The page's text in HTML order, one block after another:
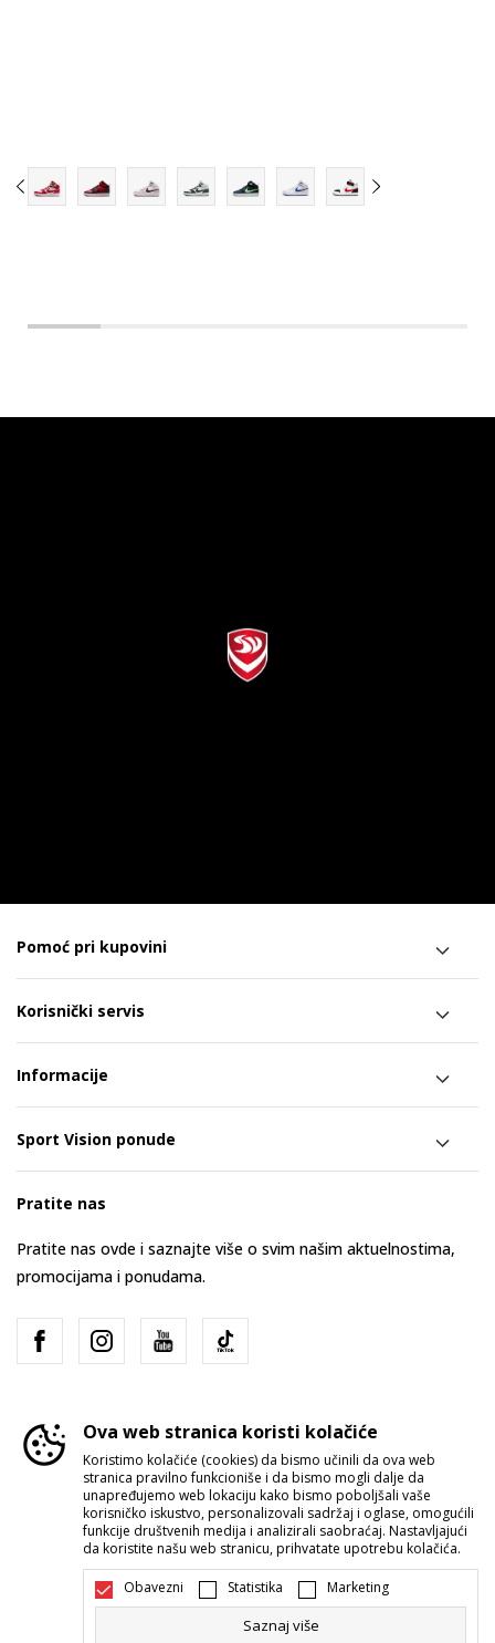
Pomoć pri kupovini
Korisnički servis
Informacije
Sport Vision ponude
Pratite nas
Pratite nas ovde i saznajte više o svim našim aktuelnostima,
promocijama i ponudama.
Srbija Promenite
Ova web stranica koristi kolačiće
Koristimo kolačiće (cookies) da bismo učinili da ova web
stranica pravilno funkcioniše i da bismo mogli dalje da
unapređujemo web lokaciju kako bismo poboljšali vaše
korisničko iskustvo, personalizovali sadržaj i oglase, omogućili
funkcije društvenih medija i analizirali saobraćaj. Nastavljajući
da koristite našu web stranicu, prihvatate upotrebu kolačića.
Obavezni Statistika Marketing
Saznaj više